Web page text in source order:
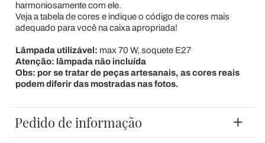
harmoniosamente com ele.
Veja a tabela de cores e indique o código de cores mais
adequado para você na caixa apropriada!
Lâmpada utilizável: max 70 W, soquete E27
Atenção: lâmpada não incluída
Obs: por se tratar de peças artesanais, as cores reais
podem diferir das mostradas nas fotos.
Pedido de informação